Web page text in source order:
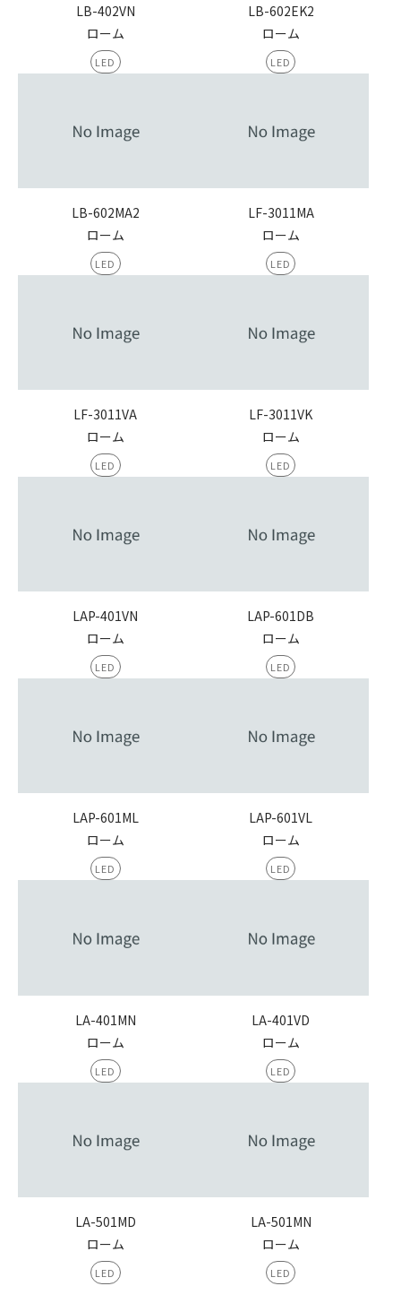
LB-402VN
ローム
LED
LB-602EK2
ローム
LED
LB-602MA2
ローム
LED
LF-3011MA
ローム
LED
LF-3011VA
ローム
LED
LF-3011VK
ローム
LED
LAP-401VN
ローム
LED
LAP-601DB
ローム
LED
LAP-601ML
ローム
LED
LAP-601VL
ローム
LED
LA-401MN
ローム
LED
LA-401VD
ローム
LED
LA-501MD
ローム
LED
LA-501MN
ローム
LED